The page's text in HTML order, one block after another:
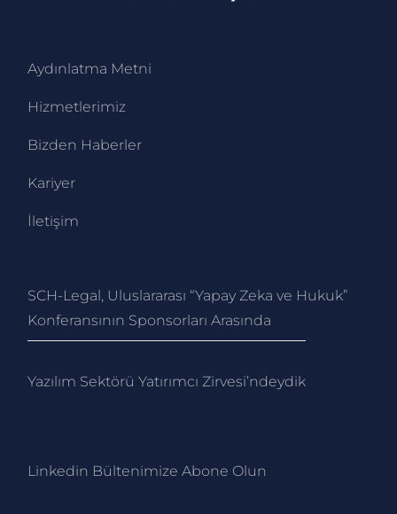
Aydınlatma Metni
Hizmetlerimiz
Bizden Haberler
Kariyer
İletişim
SCH-Legal, Uluslararası “Yapay Zeka ve Hukuk”
Konferansının Sponsorları Arasında
Yazılım Sektörü Yatırımcı Zirvesi’ndeydik
Linkedin Bültenimize Abone Olun